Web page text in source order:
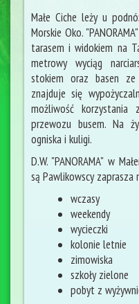
Małe Ciche leży u
Morskie Oko.
tarasem i widokiem na
metrowy wyciąg
stokiem oraz basen
znajduje się
możliwość
przewozu busem. Na
ogniska i kuligi.
D.W. "PANORAMA" w
są Pawlikowscy zaprasza
wczasy
weekendy
wycieczki
kolonie letnie
zimowiska
szkoły zielone
pobyt z